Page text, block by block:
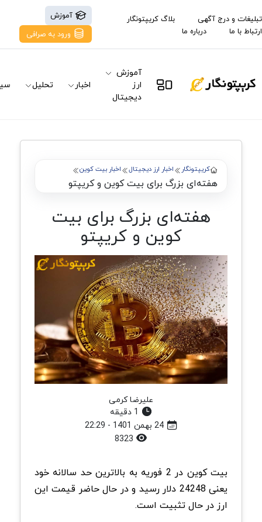
تبلیغات و درج آگهی
بلاگ کریپتونگار
ارتباط با ما
درباره ما
آموزش
ورود به صرافی
آموزش
ارز
دیجیتال
اخبار تحلیل
کریپتونگار اخبار ارز دیجیتال اخبار بیت کوین
هفته‌ای بزرگ برای بیت کوین و کریپتو
هفته‌ای بزرگ برای بیت
کوین و کریپتو
علیرضا کرمی
24 بهمن 1401 - 22:29
بیت کوین در 2 فوریه به بالاترین حد سالانه خود
یعنی 24248 دلار رسید و در حال حاضر قیمت این
ارز در حال تثبیت است.